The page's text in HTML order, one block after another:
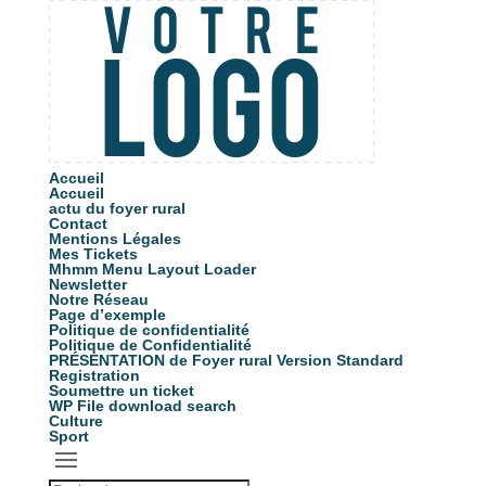
Accueil
Accueil
actu du foyer rural
Contact
Mentions Légales
Mes Tickets
Mhmm Menu Layout Loader
Newsletter
Notre Réseau
Page d’exemple
Politique de confidentialité
Politique de Confidentialité
PRÉSENTATION de Foyer rural Version Standard
Registration
Soumettre un ticket
WP File download search
Culture
Sport